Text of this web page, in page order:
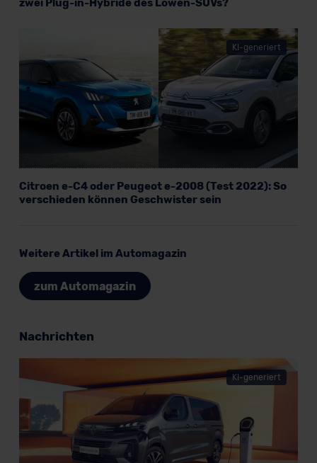
zwei Plug-in-Hybride des Löwen-SUVs?
KI-generiert
Citroen e-C4 oder Peugeot e-2008 (Test 2022): So
verschieden können Geschwister sein
Weitere Artikel im Automagazin
zum Automagazin
Nachrichten
KI-generiert